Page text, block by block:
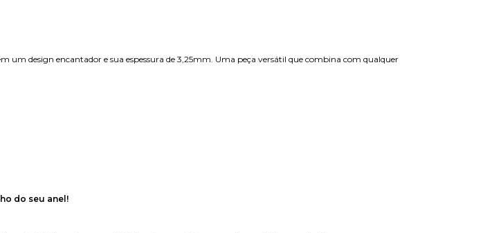
um design encantador e sua espessura de 3,25mm. Uma peça versátil que combina com qualquer
do seu anel!